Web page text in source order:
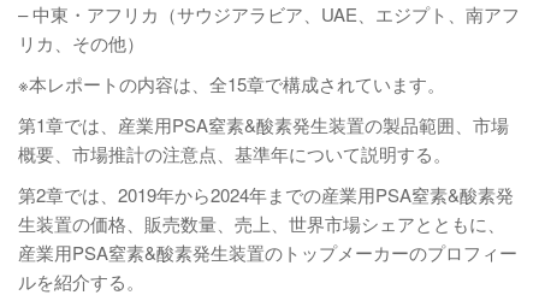
– 中東・アフリカ（サウジアラビア、UAE、エジプト、南アフ
リカ、その他）
※本レポートの内容は、全15章で構成されています。
第1章では、産業用PSA窒素&酸素発生装置の製品範囲、市場
概要、市場推計の注意点、基準年について説明する。
第2章では、2019年から2024年までの産業用PSA窒素&酸素発
生装置の価格、販売数量、売上、世界市場シェアとともに、
産業用PSA窒素&酸素発生装置のトップメーカーのプロフィー
ルを紹介する。